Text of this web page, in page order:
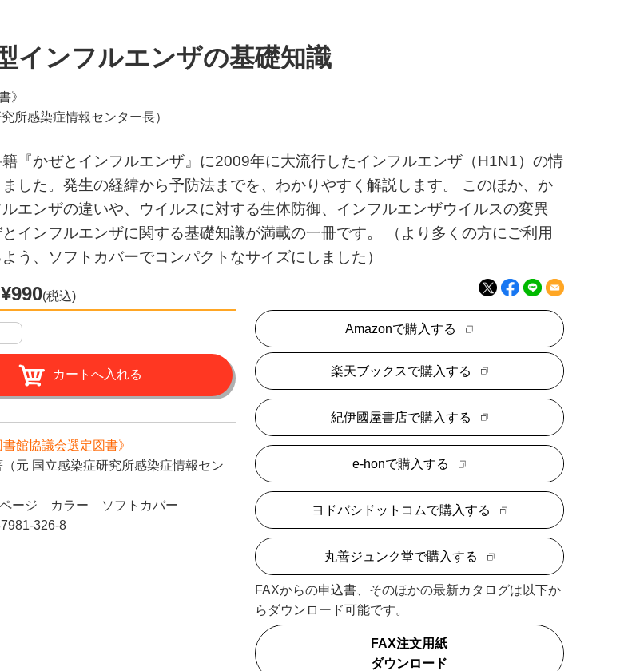
ンフルエンザの基礎知識
》
所感染症情報センター長）
『かぜとインフルエンザ』に2009年に大流行したインフルエンザ（H1N1）の情
した。発生の経緯から予防法までを、わかりやすく解説します。 このほか、か
エンザの違いや、ウイルスに対する生体防御、インフルエンザウイルスの変異
インフルエンザに関する基礎知識が満載の一冊です。 （より多くの方にご利用
う、ソフトカバーでコンパクトなサイズにしました）
¥990(税込)
書館協議会選定図書》
（元 国立感染症研究所感染症情報セン
ージ カラー ソフトカバー
326-8
Amazonで購入する
楽天ブックスで購入する
紀伊國屋書店で購入する
e-honで購入する
ヨドバシドットコムで購入する
丸善ジュンク堂で購入する
FAXからの申込書、そのほかの最新カタログは以下か
らダウンロード可能です。
FAX注文用紙
ダウンロード